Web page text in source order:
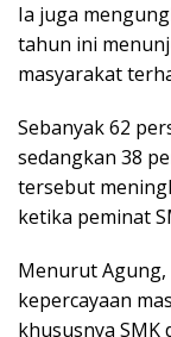
Ia juga
tahun ini
masyarakat
Sebanyak 62
sedangkan 38
tersebut
ketika peminat
Menurut
kepercayaan
khususnya